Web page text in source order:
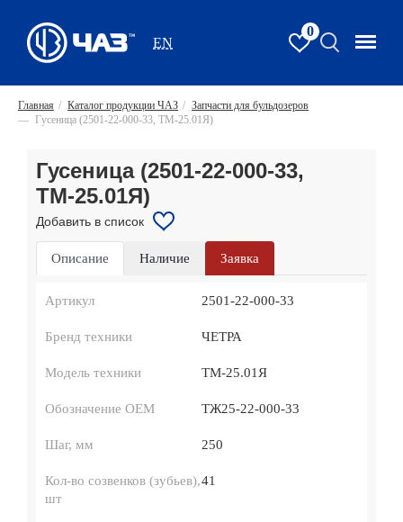
EN
0
Главная / Каталог продукции ЧАЗ / Запчасти для бульдозеров
— Гусеница (2501-22-000-33, ТМ-25.01Я)
Гусеница (2501-22-000-33,
ТМ-25.01Я)
Добавить в список
Описание Наличие Заявка
Артикул 2501-22-000-33
Бренд техники ЧЕТРА
Модель техники ТМ-25.01Я
Обозначение ОЕМ ТЖ25-22-000-33
Шаг, мм 250
Кол-во созвенков (зубьев),
шт
41